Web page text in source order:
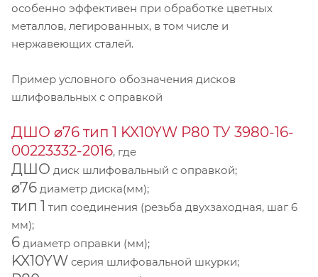
особенно эффективен при обработке цветных
металлов, легированных, в том числе и
нержавеющих сталей.
Пример условного обозначения дисков
шлифовальных с оправкой
ДШО ⌀76 тип 1 KX10YW Р80 ТУ 3980-16-
00223332-2016, где
ДШО диск шлифовальный с оправкой;
⌀76 диаметр диска(мм);
тип 1 тип соединения (резьба двухзаходная, шаг 6
мм);
6 диаметр оправки (мм);
KX10YW серия шлифовальной шкурки;